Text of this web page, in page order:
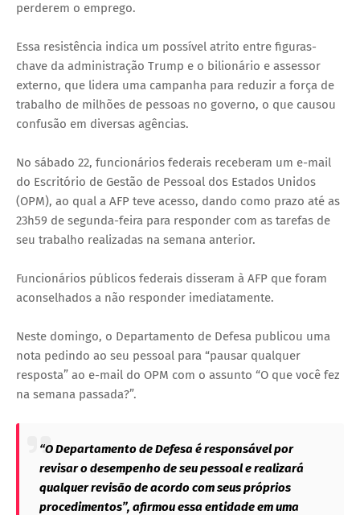
perderem o emprego.
Essa resistência indica um possível atrito entre figuras-
chave da administração Trump e o bilionário e assessor
externo, que lidera uma campanha para reduzir a força de
trabalho de milhões de pessoas no governo, o que causou
confusão em diversas agências.
No sábado 22, funcionários federais receberam um e-mail
do Escritório de Gestão de Pessoal dos Estados Unidos
(OPM), ao qual a AFP teve acesso, dando como prazo até as
23h59 de segunda-feira para responder com as tarefas de
seu trabalho realizadas na semana anterior.
Funcionários públicos federais disseram à AFP que foram
aconselhados a não responder imediatamente.
Neste domingo, o Departamento de Defesa publicou uma
nota pedindo ao seu pessoal para “pausar qualquer
resposta” ao e-mail do OPM com o assunto “O que você fez
na semana passada?”.
“O Departamento de Defesa é responsável por
revisar o desempenho de seu pessoal e realizará
qualquer revisão de acordo com seus próprios
procedimentos”, afirmou essa entidade em uma